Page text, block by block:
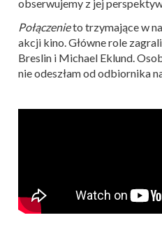
obserwujemy z jej
Połączenieto trzymające w
akcji kino. Główne role
Breslin i Michael Eklund.
nie odeszłam od odbiornika